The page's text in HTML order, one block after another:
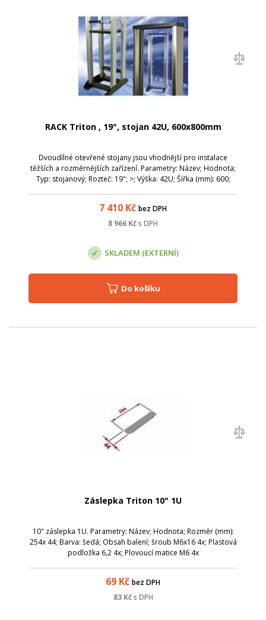
RACK Triton , 19", stojan 42U, 600x800mm
Dvoudílné otevřené stojany jsou vhodnější pro instalace
těžších a rozměrnějších zařízení. Parametry: Název; Hodnota;
Typ: stojanový; Rozteč: 19"; >; Výška: 42U; Šířka (mm): 600;
7 410 Kč bez DPH
8 966 Kčs DPH
SKLADEM (EXTERNÍ)
Do košíku
Záslepka Triton 10" 1U
10" záslepka 1U. Parametry: Název; Hodnota; Rozměr (mm):
254x 44; Barva: šedá; Obsah balení; šroub M6x16 4x; Plastová
podložka 6,2 4x; Plovoucí matice M6 4x
69 Kč bez DPH
83Kč s DPH